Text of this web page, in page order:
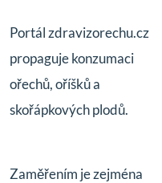
Portál zdravizorechu.cz
propaguje konzumaci
ořechů, oříšků a
skořápkových plodů.
Zaměřením je zejména